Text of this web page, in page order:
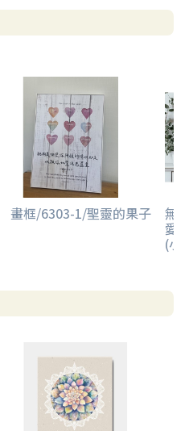
畫框/6303-1/聖靈的果子 無
愛
(小